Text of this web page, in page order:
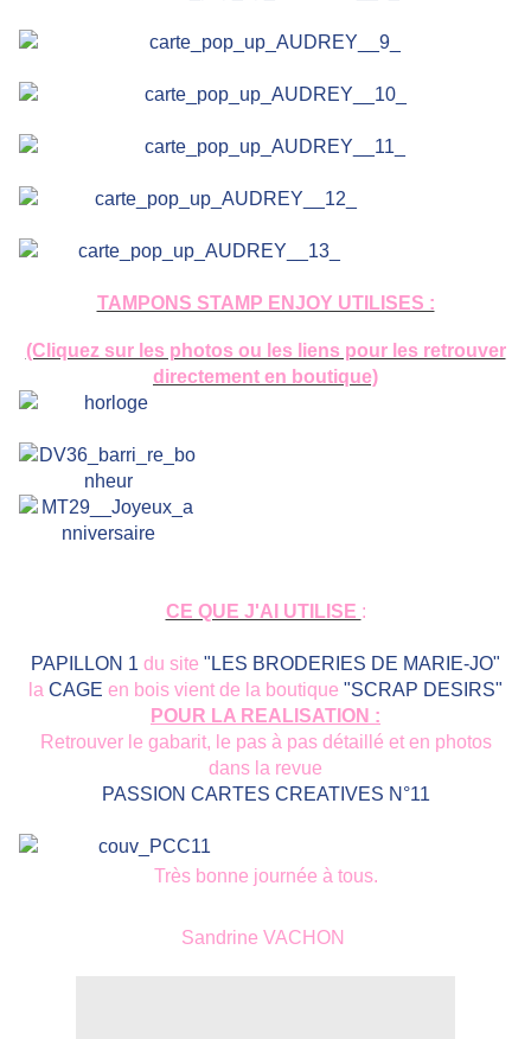
TAMPONS STAMP ENJOY UTILISES :
(Cliquez sur les photos ou les liens pour les retrouver
directement en boutique)
CE QUE J'AI UTILISE :
PAPILLON 1 du site "LES BRODERIES DE MARIE-JO"
la CAGE en bois vient de la boutique "SCRAP DESIRS"
POUR LA REALISATION :
Retrouver le gabarit, le pas à pas détaillé et en photos
dans la revue
PASSION CARTES CREATIVES N°11
Très bonne journée à tous.
Sandrine VACHON